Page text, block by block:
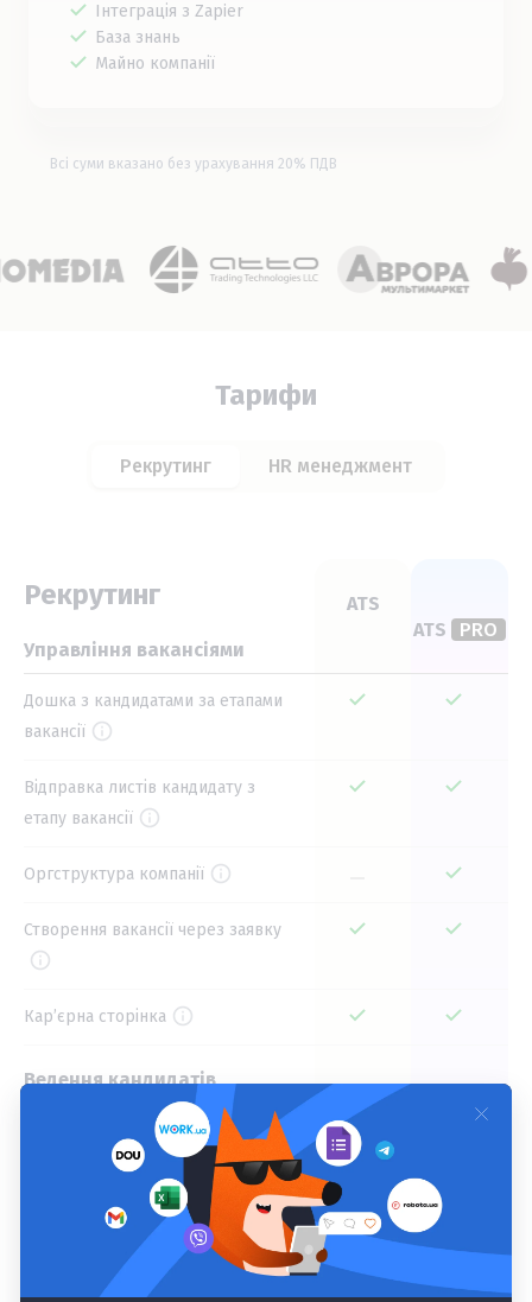
Інтеграція з Zapier
База знань
Майно компанії
Всі суми вказано без урахування 20% ПДВ
Тарифи
Рекрутинг HR менеджмент
Рекрутинг
ATS
ATS
PRO
Управління вакансіями
Дошка з кандидатами за етапами
вакансії
Відправка листів кандидату з
етапу вакансії
Оргструктура компанії
Створення вакансії через заявку
Карʼєрна сторінка
Ведення кандидатів
Єдина база кандидатів
Імпорт кандидатів з інших систем
Історія взаємодії з кандидатом